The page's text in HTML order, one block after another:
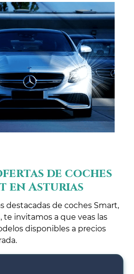
de coches
en Asturias
destacadas de coches Smart,
te invitamos a que veas las
disponibles a precios